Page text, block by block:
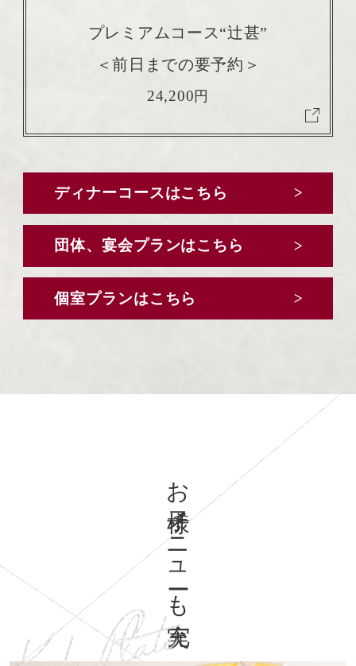
プレミアムコース“辻甚”
＜前日までの要予約＞
24,200円
ディナーコースはこちら
団体、宴会プランはこちら
個室プランはこちら
お子様メニューも充実